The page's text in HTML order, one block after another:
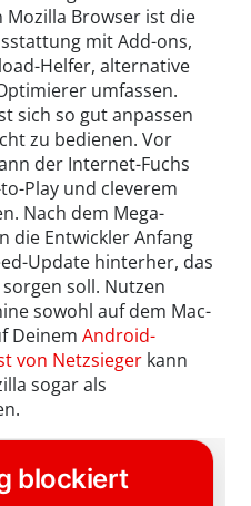
Browser ist die
mit Add-ons,
Helfer, alternative
umfassen.
sich so gut anpassen
zu bedienen. Vor
der Internet-Fuchs
Play und cleverem
Nach dem Mega-
die Entwickler Anfang
Update hinterher, das
soll. Nutzen
sowohl auf dem Mac-
Deinem Android-
von Netzsieger kann
sogar als